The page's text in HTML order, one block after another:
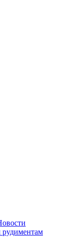
рудиментам